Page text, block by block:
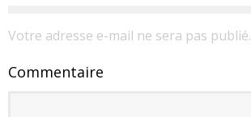
Votre adresse e-mail ne sera pas publié.
Commentaire